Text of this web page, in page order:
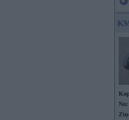
No: